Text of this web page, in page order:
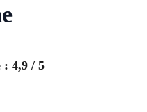
: 4,9 / 5